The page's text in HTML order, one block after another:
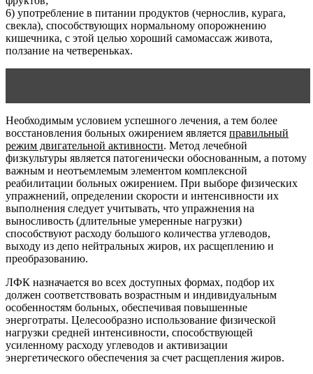
6) употребление в питании продуктов (чернослив, курага,
свекла), способствующих нормальному опорожнению
кишечника, с этой целью хороший самомассаж живота,
ползание на четвереньках.
Необходимым условием успешного лечения, а тем более
восстановления больных ожирением является правильный
режим двигательной активности. Метод лечебной
физкультуры является патогенически обоснованным, а потому
важным и неотъемлемым элементом комплексной
реабилитации больных ожирением. При выборе физических
упражнений, определении скорости и интенсивности их
выполнения следует учитывать, что упражнения на
выносливость (длительные умеренные нагрузки)
способствуют расходу большого количества углеводов,
выходу из депо нейтральных жиров, их расщеплению и
преобразованию.
ЛФК назначается во всех доступных формах, подбор их
должен соответствовать возрастным и индивидуальным
особенностям больных, обеспечивая повышенные
энерготраты. Целесообразно использование физической
нагрузки средней интенсивности, способствующей
усиленному расходу углеводов и активизации
энергетического обеспечения за счет расщепления жиров.